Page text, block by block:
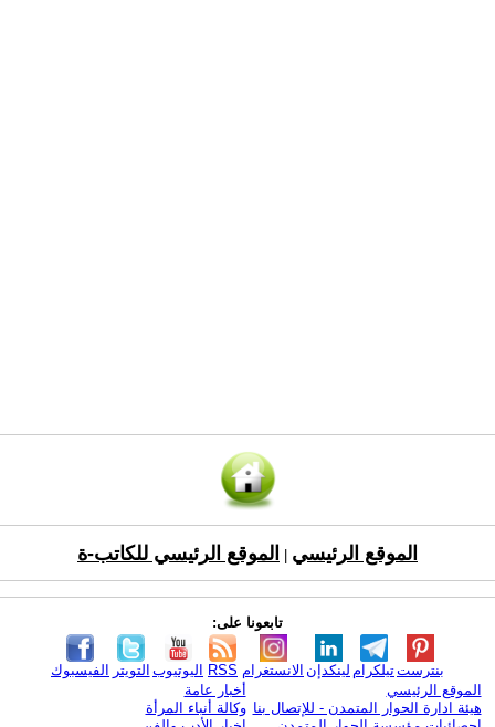
الموقع الرئيسي الموقع الرئيسي للكاتب-ة
تابعونا على:
الفيسبوك التويتر اليوتيوب RSS الانستغرام لينكدإن تيلكرامبنترست
الموقع الرئيسي
هيئة ادارة الحوار المتمدن - للإتصال بنا
أخبار عامة
وكالة أنباء المرأة